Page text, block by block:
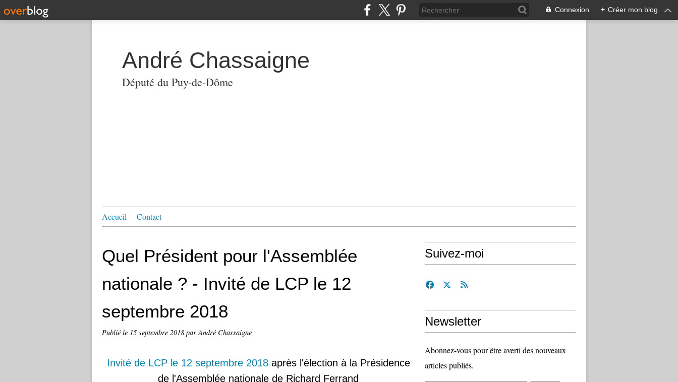
Connexion + Créer mon blog
André Chassaigne
Député du Puy-de-Dôme
Accueil Contact
Quel Président pour l'Assemblée
nationale ? - Invité de LCP le 12
septembre 2018
Publié le 15 septembre 2018 par André Chassaigne
Invité de LCP le 12 septembre 2018après l'élection à la Présidence
de l'Assemblée nationale de Richard Ferrand
Suivez-moi
Newsletter
Abonnez-vous pour être averti des nouveaux
articles publiés.